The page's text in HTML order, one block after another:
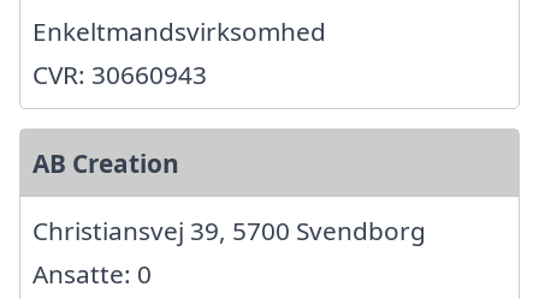
Enkeltmandsvirksomhed
CVR: 30660943
AB Creation
Christiansvej 39, 5700 Svendborg
Ansatte: 0